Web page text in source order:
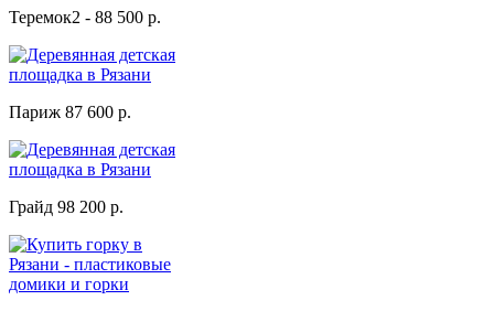
Теремок2 - 88 500 р.
Париж 87 600 р.
Грайд 98 200 р.